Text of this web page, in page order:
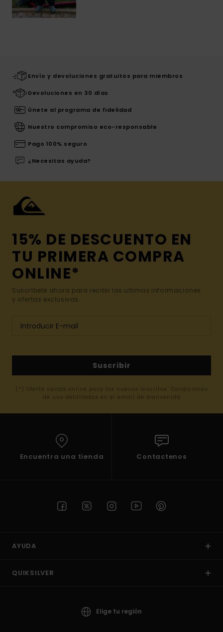
Envío y devoluciones gratuitos para miembros
Devoluciones en 30 días
Únete al programa de fidelidad
Nuestro compromiso eco-responsable
Pago 100% seguro
¿Necesitas ayuda?
15% DE DESCUENTO EN
TU PRIMERA COMPRA
ONLINE*
Suscríbete ahora para recibir las ultimas informaciones
y ofertas exclusivas.
Suscribir
(*) Oferta valida online para los nuevos inscritos. Condiciones
de uso detalladas en el email de bienvenida
Encuentra una tienda Contactenos
AYUDA
QUIKSILVER
Elige tu región